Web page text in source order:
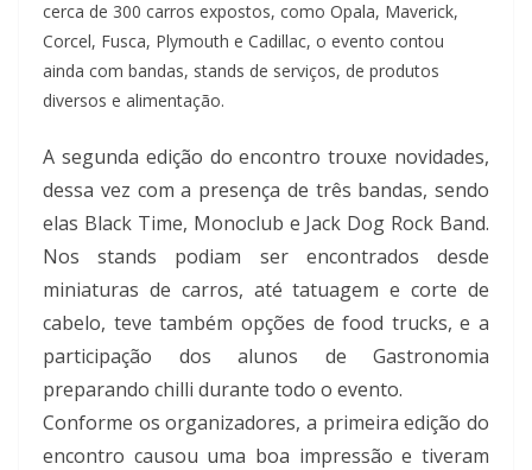
cerca de 300 carros expostos, como Opala, Maverick,
Corcel, Fusca, Plymouth e Cadillac, o evento contou
ainda com bandas, stands de serviços, de produtos
diversos e alimentação.
A segunda edição do encontro trouxe novidades,
dessa vez com a presença de três bandas, sendo
elas Black Time, Monoclub e Jack Dog Rock Band.
Nos stands podiam ser encontrados desde
miniaturas de carros, até tatuagem e corte de
cabelo, teve também opções de food trucks, e a
participação dos alunos de Gastronomia
preparando chilli durante todo o evento.
Conforme os organizadores, a primeira edição do
encontro causou uma boa impressão e tiveram